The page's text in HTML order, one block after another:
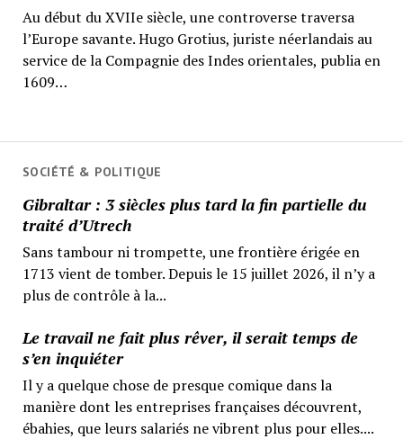
SOCIÉTÉ & POLITIQUE
Gibraltar : 3 siècles plus tard la fin partielle du
traité d’Utrech
Sans tambour ni trompette, une frontière érigée en
1713 vient de tomber. Depuis le 15 juillet 2026, il n’y a
plus de contrôle à la...
Le travail ne fait plus rêver, il serait temps de
s’en inquiéter
Il y a quelque chose de presque comique dans la
manière dont les entreprises françaises découvrent,
ébahies, que leurs salariés ne vibrent plus pour elles....
Au début du XVIIe siècle, une controverse traversa
l’Europe savante. Hugo Grotius, juriste néerlandais au
service de la Compagnie des Indes orientales, publia en
1609…